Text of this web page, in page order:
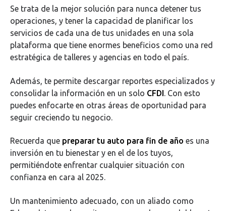
Se trata de la mejor solución para nunca detener tus
operaciones, y tener la capacidad de planificar los
servicios de cada una de tus unidades en una sola
plataforma que tiene enormes beneficios como una red
estratégica de talleres y agencias en todo el país.
Además, te permite descargar reportes especializados y
consolidar la información en un solo CFDI. Con esto
puedes enfocarte en otras áreas de oportunidad para
seguir creciendo tu negocio.
Recuerda que preparar tu auto para fin de año es una
inversión en tu bienestar y en el de los tuyos,
permitiéndote enfrentar cualquier situación con
confianza en cara al 2025.
Un mantenimiento adecuado, con un aliado como